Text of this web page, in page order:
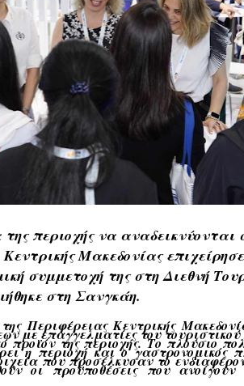
περιοχής να
Μακεδονίας
συμμετοχή της στη Διεθνή
στη Σανγκάη.
Περιφέρειας Κεντρικής
με επαγγελματίες του τουριστικού
προϊόν της περιοχής.Το πλούσιο
η περιοχή και ο γαστρονομικός
που προσέλκυσαν το
οι προϋποθέσεις που